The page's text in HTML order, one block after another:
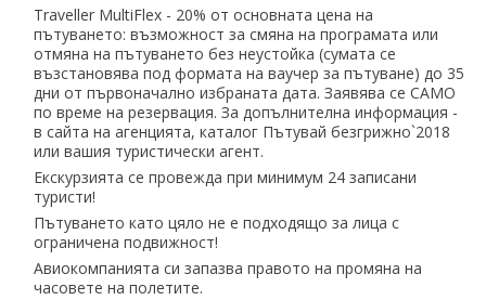
Traveller MultiFlex - 20% от основната цена на
пътуването: възможност за смяна на програмата или
отмяна на пътуването без неустойка (сумата се
възстановява под формата на ваучер за пътуване) до 35
дни от първоначално избраната дата. Заявява се САМО
по време на резервация. За допълнителна информация -
в сайта на агенцията, каталог Пътувай безгрижно`2018
или вашия туристически агент.
Екскурзията се провежда при минимум 24 записани
туристи!
Пътуването като цяло не е подходящо за лица с
ограничена подвижност!
Авиокомпанията си запазва правото на промяна на
часовете на полетите.